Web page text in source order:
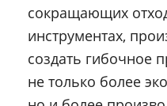
сокращающих
инструментах,
создать гибочное
не только более